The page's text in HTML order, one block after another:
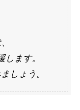
ます。
しょう。